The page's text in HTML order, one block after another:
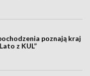
poznają kraj
z KUL”